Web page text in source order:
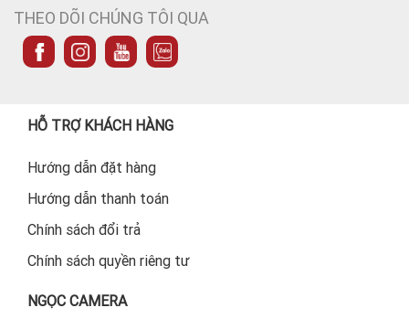
THEO DÕI CHÚNG TÔI QUA
HỖ TRỢ KHÁCH HÀNG
Hướng dẫn đặt hàng
Hướng dẫn thanh toán
Chính sách đổi trả
Chính sách quyền riêng tư
NGỌC CAMERA